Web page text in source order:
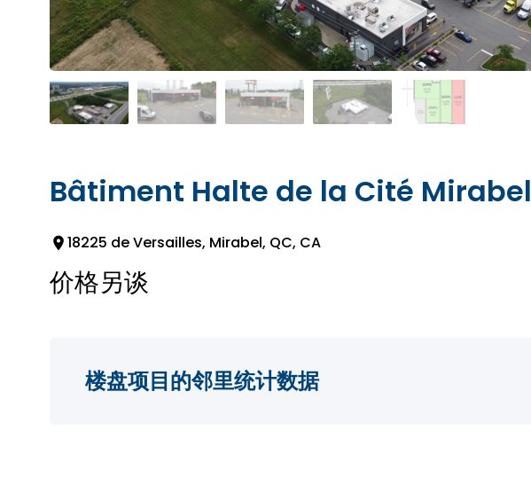
Bâtiment Halte de la Cité Mirabel
18225 de Versailles, Mirabel, QC, CA
价格另谈
楼盘项目的邻里统计数据